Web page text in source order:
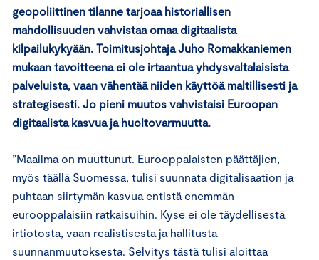
geopoliittinen tilanne tarjoaa historiallisen
mahdollisuuden vahvistaa omaa digitaalista
kilpailukykyään. Toimitusjohtaja Juho Romakkaniemen
mukaan tavoitteena ei ole irtaantua yhdysvaltalaisista
palveluista, vaan vähentää niiden käyttöä maltillisesti ja
strategisesti. Jo pieni muutos vahvistaisi Euroopan
digitaalista kasvua ja huoltovarmuutta.
”Maailma on muuttunut. Eurooppalaisten päättäjien,
myös täällä Suomessa, tulisi suunnata digitalisaation ja
puhtaan siirtymän kasvua entistä enemmän
eurooppalaisiin ratkaisuihin. Kyse ei ole täydellisestä
irtiotosta, vaan realistisesta ja hallitusta
suunnanmuutoksesta. Selvitys tästä tulisi aloittaa